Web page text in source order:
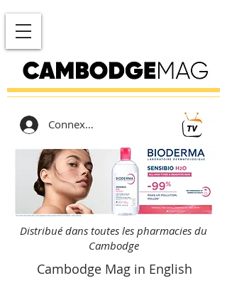
Connexion
Distribué dans toutes les pharmacies du
Cambodge
Cambodge Mag in English